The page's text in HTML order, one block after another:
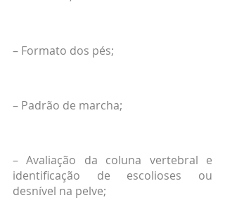
– Formato dos pés;
– Padrão de marcha;
– Avaliação da coluna vertebral e
identificação de escolioses ou
desnível na pelve;